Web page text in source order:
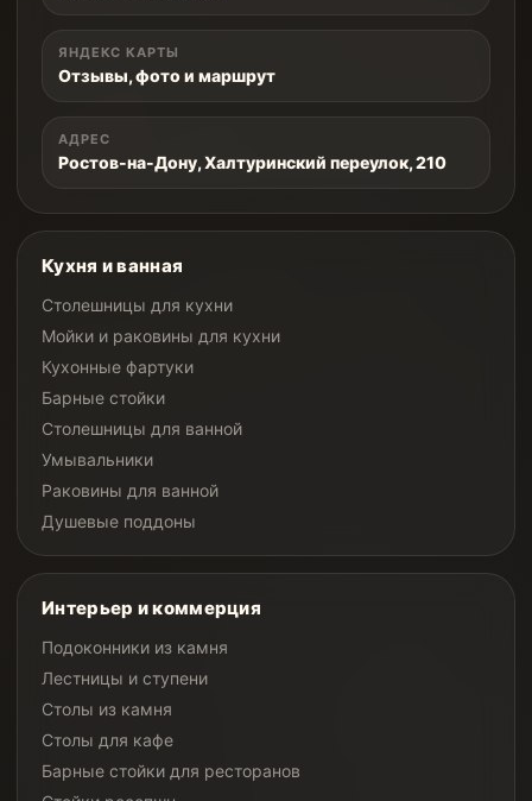
ЯНДЕКС КАРТЫ
Отзывы, фото и маршрут
АДРЕС
Ростов-на-Дону, Халтуринский переулок, 210
Кухня и ванная
Столешницы для кухни
Мойки и раковины для кухни
Кухонные фартуки
Барные стойки
Столешницы для ванной
Умывальники
Раковины для ванной
Душевые поддоны
Интерьер и коммерция
Подоконники из камня
Лестницы и ступени
Столы из камня
Столы для кафе
Барные стойки для ресторанов